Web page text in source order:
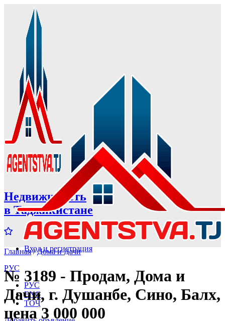
Недвижимость
в Таджикистане
Вход и регистрация
РУС
РУС
ENG
ТОҶ
Главная/Дома и Дачи
№ 3189 - Продам, Дома и
Дачи, г. Душанбе, Сино, Балх,
цена 3 000 000